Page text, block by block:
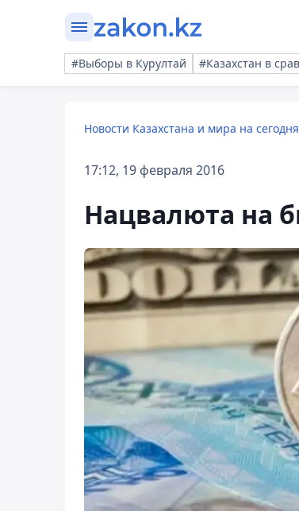
#Выборы в Курултай #Казахстан в
Новости Казахстана и мира на сегодня
17:12, 19 февраля 2016
Нацвалюта на